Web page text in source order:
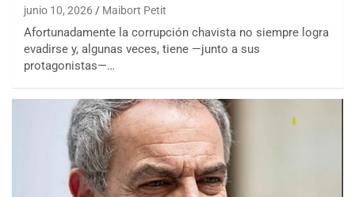
junio 10, 2026 Maibort Petit
Afortunadamente la corrupción chavista no siempre logra
evadirse y, algunas veces, tiene —junto a sus
protagonistas—…